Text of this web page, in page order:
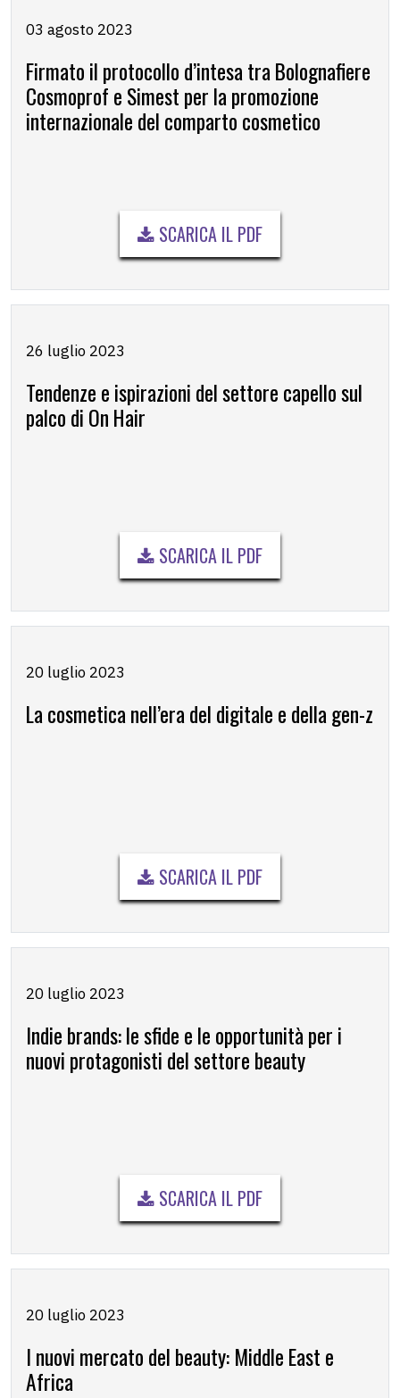
03 agosto 2023
Firmato il protocollo d’intesa tra Bolognafiere
Cosmoprof e Simest per la promozione
internazionale del comparto cosmetico
SCARICA IL PDF
26 luglio 2023
Tendenze e ispirazioni del settore capello sul
palco di On Hair
SCARICA IL PDF
20 luglio 2023
La cosmetica nell’era del digitale e della gen-z
SCARICA IL PDF
20 luglio 2023
Indie brands: le sfide e le opportunità per i
nuovi protagonisti del settore beauty
SCARICA IL PDF
20 luglio 2023
I nuovi mercato del beauty: Middle East e
Africa